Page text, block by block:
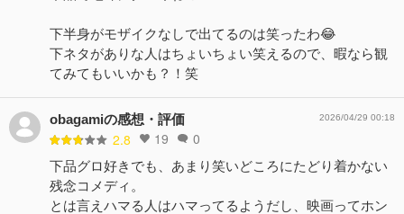
下半身がモザイクなしで出てるのは笑ったわ😂
下ネタがありな人はちょいちょい笑えるので、暇なら観
てみてもいいかも？！笑
obagamiの感想・評価
2.8 19 0
2026/04/29 00:18
下品グロ好きでも、あまり笑いどころにたどり着かない
残念コメディ。
とは言えハマる人はハマってるようだし、映画ってホン